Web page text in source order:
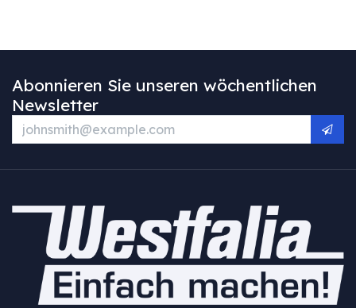
Abonnieren Sie unseren wöchentlichen
Newsletter